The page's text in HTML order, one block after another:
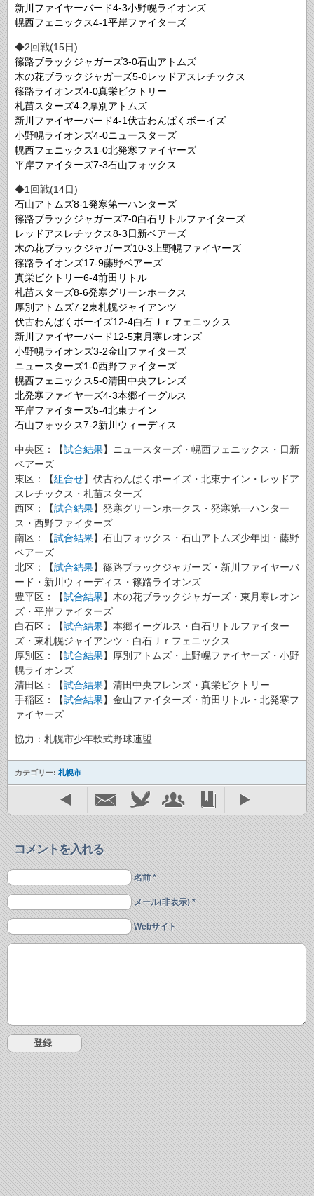
新川ファイヤーバード4-3小野幌ライオンズ
幌西フェニックス4-1平岸ファイターズ
◆2回戦(15日)
篠路ブラックジャガーズ3-0石山アトムズ
木の花ブラックジャガーズ5-0レッドアスレチックス
篠路ライオンズ4-0真栄ビクトリー
札苗スターズ4-2厚別アトムズ
新川ファイヤーバード4-1伏古わんぱくボーイズ
小野幌ライオンズ4-0ニュースターズ
幌西フェニックス1-0北発寒ファイヤーズ
平岸ファイターズ7-3石山フォックス
◆1回戦(14日)
石山アトムズ8-1発寒第一ハンターズ
篠路ブラックジャガーズ7-0白石リトルファイターズ
レッドアスレチックス8-3日新ベアーズ
木の花ブラックジャガーズ10-3上野幌ファイヤーズ
篠路ライオンズ17-9藤野ベアーズ
真栄ビクトリー6-4前田リトル
札苗スターズ8-6発寒グリーンホークス
厚別アトムズ7-2東札幌ジャイアンツ
伏古わんぱくボーイズ12-4白石Ｊｒフェニックス
新川ファイヤーバード12-5東月寒レオンズ
小野幌ライオンズ3-2金山ファイターズ
ニュースターズ1-0西野ファイターズ
幌西フェニックス5-0清田中央フレンズ
北発寒ファイヤーズ4-3本郷イーグルス
平岸ファイターズ5-4北東ナイン
石山フォックス7-2新川ウィーディス
中央区：【試合結果】ニュースターズ・幌西フェニックス・日新
ベアーズ
東区：【組合せ】伏古わんぱくボーイズ・北東ナイン・レッドア
スレチックス・札苗スターズ
西区：【試合結果】発寒グリーンホークス・発寒第一ハンター
ス・西野ファイターズ
南区：【試合結果】石山フォックス・石山アトムズ少年団・藤野
ベアーズ
北区：【試合結果】篠路ブラックジャガーズ・新川ファイヤーバ
ード・新川ウィーディス・篠路ライオンズ
豊平区：【試合結果】木の花ブラックジャガーズ・東月寒レオン
ズ・平岸ファイターズ
白石区：【試合結果】本郷イーグルス・白石リトルファイター
ズ・東札幌ジャイアンツ・白石Ｊｒフェニックス
厚別区：【試合結果】厚別アトムズ・上野幌ファイヤーズ・小野
幌ライオンズ
清田区：【試合結果】清田中央フレンズ・真栄ビクトリー
手稲区：【試合結果】金山ファイターズ・前田リトル・北発寒フ
ァイヤーズ
協力：札幌市少年軟式野球連盟
カテゴリー: 札幌市
コメントを入れる
名前 *
メール(非表示) *
Webサイト